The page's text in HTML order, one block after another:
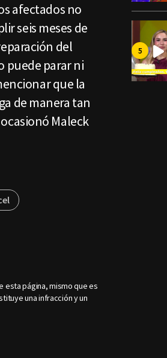
afectados no
seis meses de
del
puede parar ni
que la
de manera tan
Maleck
esta página, mismo que es
una infracción y un